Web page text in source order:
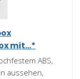
mit...*
ABS,
aussehen,